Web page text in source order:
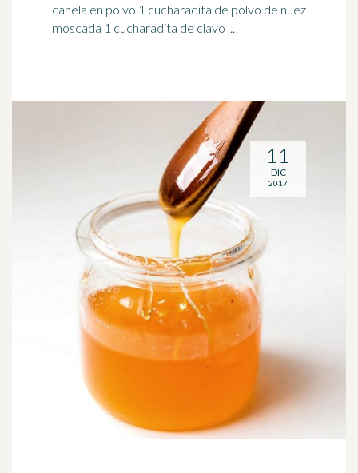
canela en polvo 1 cucharadita de polvo de nuez
moscada 1 cucharadita de clavo ...
11
DIC
2017